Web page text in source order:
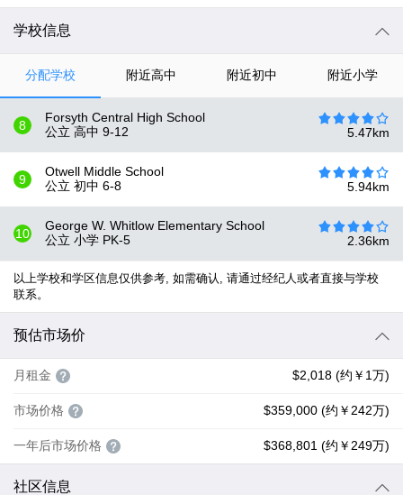
学校信息
分配学校 附近高中 附近初中 附近小学
8
Forsyth Central High School
公立 高中 9-12 5.47km
9
Otwell Middle School
公立 初中 6-8 5.94km
10
George W. Whitlow Elementary School
公立 小学 PK-5 2.36km
以上学校和学区信息仅供参考, 如需确认, 请通过经纪人或者直接与学校
联系。
预估市场价
月租金 $2,018 (约￥1万)
市场价格 $359,000 (约￥242万)
一年后市场价格 $368,801 (约￥249万)
社区信息